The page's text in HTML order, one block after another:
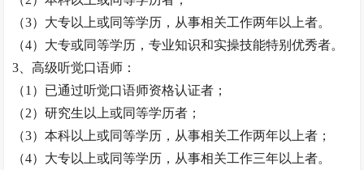
（3）大专以上或同等学历，从事相关工作两年以上者。
（4）大专或同等学历，专业知识和实操技能特别优秀者。
3、高级听觉口语师 ：
（1）已通过听觉口语师资格认证者；
（2）研究生以上或同等学历者；
（3）本科以上或同等学历，从事相关工作两年以上者；
（4）大专以上或同等学历，从事相关工作三年以上者。